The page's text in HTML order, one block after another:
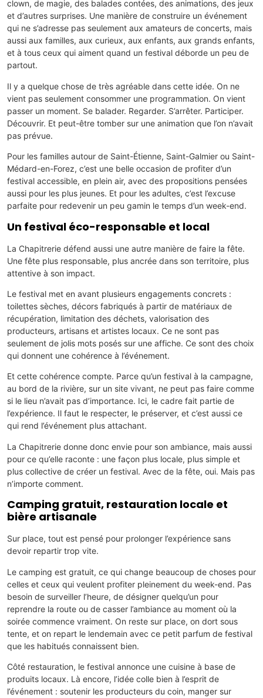
clown, de magie, des balades contées, des animations, des jeux
et d’autres surprises. Une manière de construire un événement
qui ne s’adresse pas seulement aux amateurs de concerts, mais
aussi aux familles, aux curieux, aux enfants, aux grands enfants,
et à tous ceux qui aiment quand un festival déborde un peu de
partout.
Il y a quelque chose de très agréable dans cette idée. On ne
vient pas seulement consommer une programmation. On vient
passer un moment. Se balader. Regarder. S’arrêter. Participer.
Découvrir. Et peut-être tomber sur une animation que l’on n’avait
pas prévue.
Pour les familles autour de Saint-Étienne, Saint-Galmier ou Saint-
Médard-en-Forez, c’est une belle occasion de profiter d’un
festival accessible, en plein air, avec des propositions pensées
aussi pour les plus jeunes. Et pour les adultes, c’est l’excuse
parfaite pour redevenir un peu gamin le temps d’un week-end.
Un festival éco-responsable et local
La Chapitrerie défend aussi une autre manière de faire la fête.
Une fête plus responsable, plus ancrée dans son territoire, plus
attentive à son impact.
Le festival met en avant plusieurs engagements concrets :
toilettes sèches, décors fabriqués à partir de matériaux de
récupération, limitation des déchets, valorisation des
producteurs, artisans et artistes locaux. Ce ne sont pas
seulement de jolis mots posés sur une affiche. Ce sont des choix
qui donnent une cohérence à l’événement.
Et cette cohérence compte. Parce qu’un festival à la campagne,
au bord de la rivière, sur un site vivant, ne peut pas faire comme
si le lieu n’avait pas d’importance. Ici, le cadre fait partie de
l’expérience. Il faut le respecter, le préserver, et c’est aussi ce
qui rend l’événement plus attachant.
La Chapitrerie donne donc envie pour son ambiance, mais aussi
pour ce qu’elle raconte : une façon plus locale, plus simple et
plus collective de créer un festival. Avec de la fête, oui. Mais pas
n’importe comment.
Camping gratuit, restauration locale et
bière artisanale
Sur place, tout est pensé pour prolonger l’expérience sans
devoir repartir trop vite.
Le camping est gratuit, ce qui change beaucoup de choses pour
celles et ceux qui veulent profiter pleinement du week-end. Pas
besoin de surveiller l’heure, de désigner quelqu’un pour
reprendre la route ou de casser l’ambiance au moment où la
soirée commence vraiment. On reste sur place, on dort sous
tente, et on repart le lendemain avec ce petit parfum de festival
que les habitués connaissent bien.
Côté restauration, le festival annonce une cuisine à base de
produits locaux. Là encore, l’idée colle bien à l’esprit de
l’événement : soutenir les producteurs du coin, manger sur